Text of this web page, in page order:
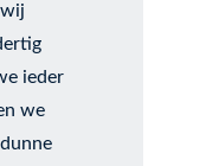
ieder
we